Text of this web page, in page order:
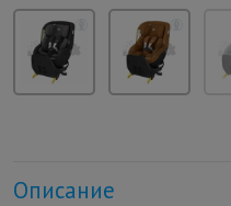
Описание